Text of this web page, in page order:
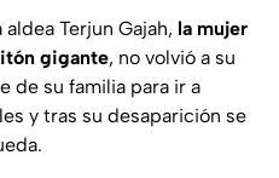
Terjun Gajah, la mujer
gigante, no volvió a su
de su familia para ir a
y tras su desaparición se